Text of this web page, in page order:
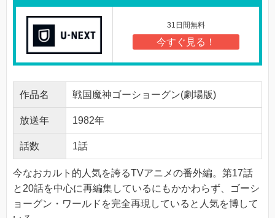
31日間無料
今すぐ見る！
作品名 戦国魔神ゴーショーグン(劇場版)
放送年 1982年
話数 1話
今なおカルト的人気を誇るTVアニメの番外編。第17話
と20話を中心に再編集しているにもかかわらず、ゴーシ
ョーグン・ワールドを完全再現していると人気を博して